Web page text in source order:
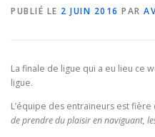
PUBLIÉ LE 2 JUIN 2016 PAR
La finale de ligue qui a eu lieu ce
ligue.
L’équipe des entraineurs est fière
de prendre du plaisir en naviguant,